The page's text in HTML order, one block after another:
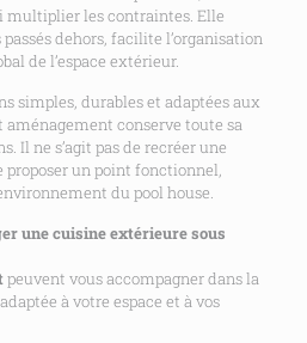
multiplier les contraintes. Elle
dehors, facilite l’organisation
de l’espace extérieur.
simples, durables et adaptées aux
conserve toute sa
Il ne s’agit pas de recréer une
un point fonctionnel,
du pool house.
une cuisine extérieure sous
peuvent vous accompagner dans la
à votre espace et à vos